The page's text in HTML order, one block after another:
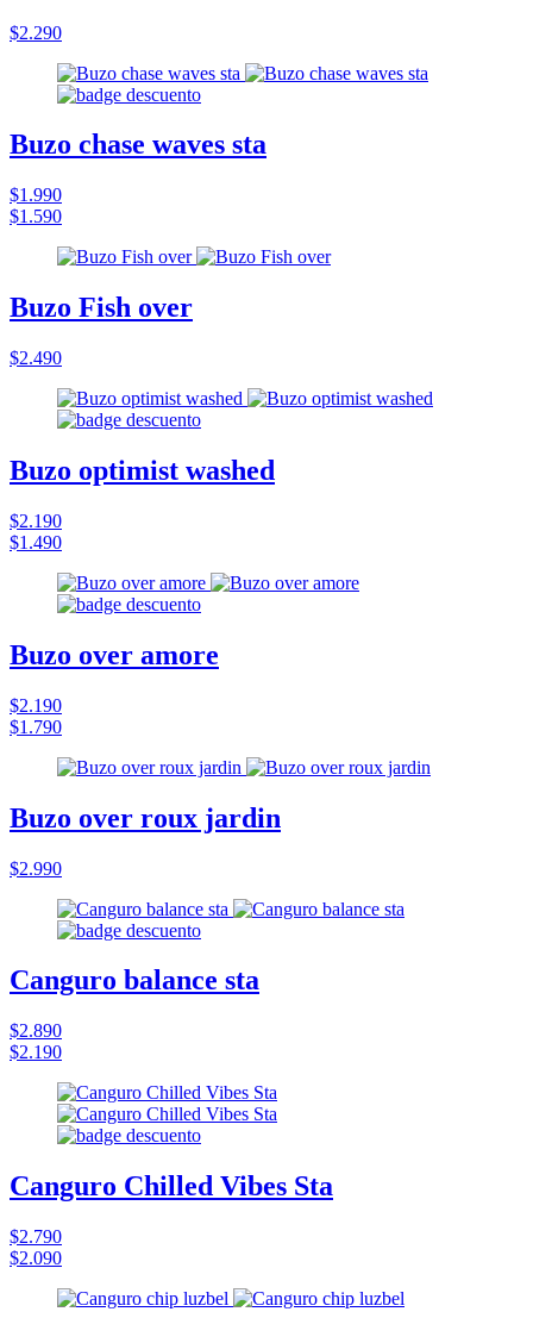
$2.290
Buzo chase waves sta
$1.990
$1.590
Buzo Fish over
$2.490
Buzo optimist washed
$2.190
$1.490
Buzo over amore
$2.190
$1.790
Buzo over roux jardin
$2.990
Canguro balance sta
$2.890
$2.190
Canguro Chilled Vibes Sta
$2.790
$2.090